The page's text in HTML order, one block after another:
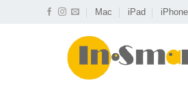
Mac iPad iPhone